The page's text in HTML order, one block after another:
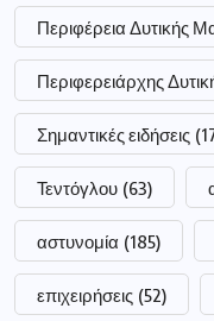
Περιφέρεια Δυτικής
Περιφερειάρχης
Σημαντικές ειδήσεις
Τεντόγλου (63)
αστυνομία (185)
επιχειρήσεις (52)